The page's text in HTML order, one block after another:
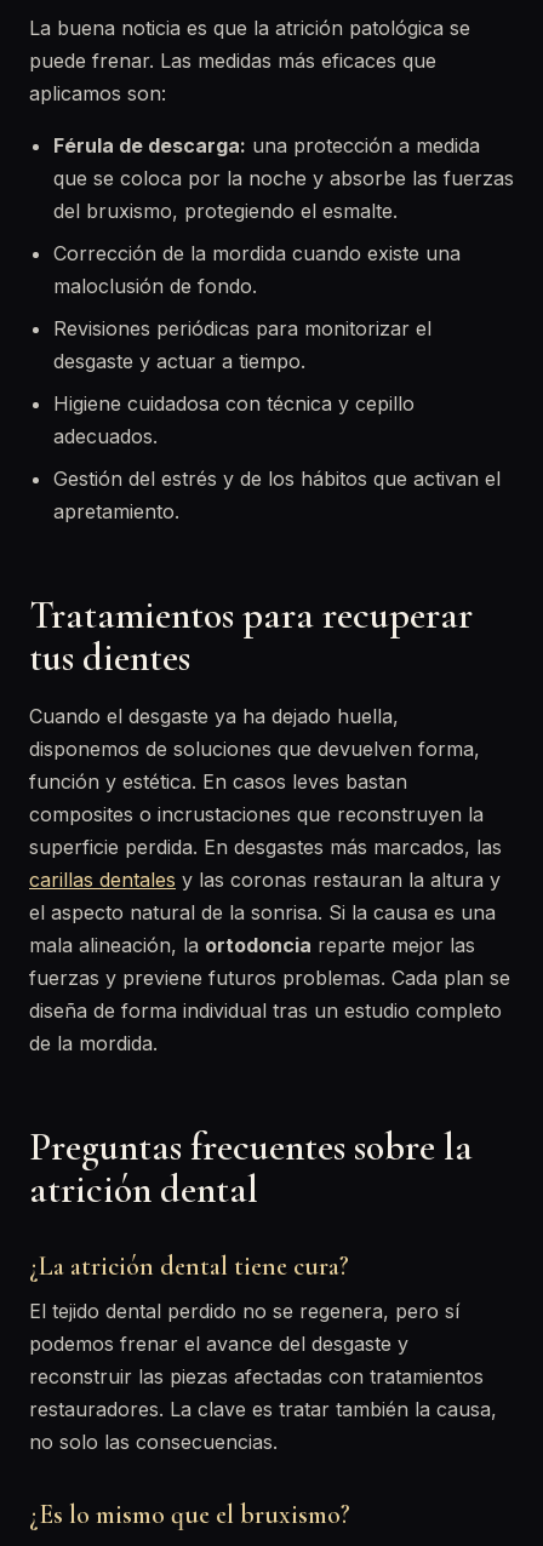
La buena noticia es que la atrición patológica se
puede frenar. Las medidas más eficaces que
aplicamos son:
Férula de descarga: una protección a medida
que se coloca por la noche y absorbe las fuerzas
del bruxismo, protegiendo el esmalte.
Corrección de la mordida cuando existe una
maloclusión de fondo.
Revisiones periódicas para monitorizar el
desgaste y actuar a tiempo.
Higiene cuidadosa con técnica y cepillo
adecuados.
Gestión del estrés y de los hábitos que activan el
apretamiento.
Tratamientos para recuperar
tus dientes
Cuando el desgaste ya ha dejado huella,
disponemos de soluciones que devuelven forma,
función y estética. En casos leves bastan
composites o incrustaciones que reconstruyen la
superficie perdida. En desgastes más marcados, las
carillas dentales y las coronas restauran la altura y
el aspecto natural de la sonrisa. Si la causa es una
mala alineación, la ortodoncia reparte mejor las
fuerzas y previene futuros problemas. Cada plan se
diseña de forma individual tras un estudio completo
de la mordida.
Preguntas frecuentes sobre la
atrición dental
¿La atrición dental tiene cura?
El tejido dental perdido no se regenera, pero sí
podemos frenar el avance del desgaste y
reconstruir las piezas afectadas con tratamientos
restauradores. La clave es tratar también la causa,
no solo las consecuencias.
¿Es lo mismo que el bruxismo?